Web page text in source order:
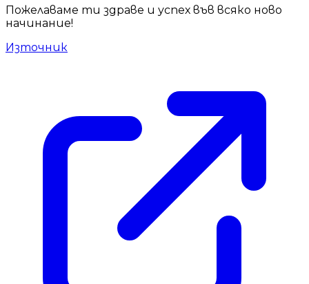
Пожелаваме ти здраве и успех във всяко ново
начинание!
Източник